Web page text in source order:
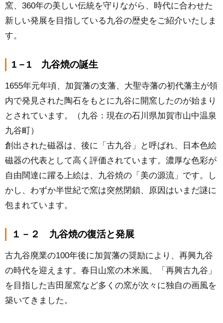
窯、360年の美しい伝統を守りながら、時代に合わせた
新しい発展を目指している九谷の歴史をご紹介いたしま
す。
1－1 九谷焼の誕生
1655年元年頃、加賀藩の支藩、大聖寺藩の初代藩主が領
内で発見された陶石をもとに九谷に開窯したのが始まり
とされています。（九谷：現在の石川県加賀市山中温泉
九谷町）
創出された磁器は、後に「古九谷」と呼ばれ、日本色絵
磁器の代表として高く評価されています。濃厚な色彩が
自由闊達に躍る上絵は、九谷焼の「美の源流」です。し
かし、わずか半世紀で窯は突然閉鎖、原因はいまだ謎に
包まれています。
１－２ 九谷焼の復活と発展
古九谷廃業の100年後に加賀藩の奨励により、再興九谷
の時代を迎えます。春日山窯の木米風、「再興古九谷」
を目指した吉田屋窯など多くの窯が次々に独自の画風を
築いてきました。